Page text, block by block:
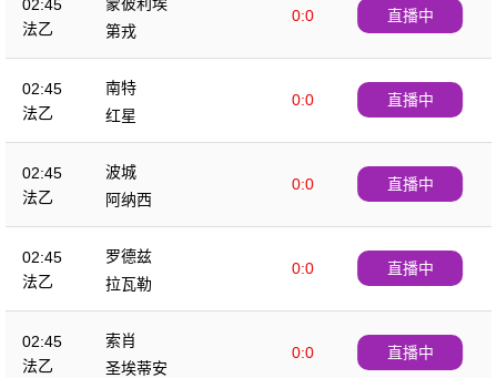
02:45
法乙
0:0
第戎
直播中
02:45
法乙
南特
0:0
红星
直播中
02:45
法乙
波城
0:0
阿纳西
直播中
02:45
法乙
罗德兹
0:0
拉瓦勒
直播中
02:45
法乙
索肖
0:0
圣埃蒂安
直播中